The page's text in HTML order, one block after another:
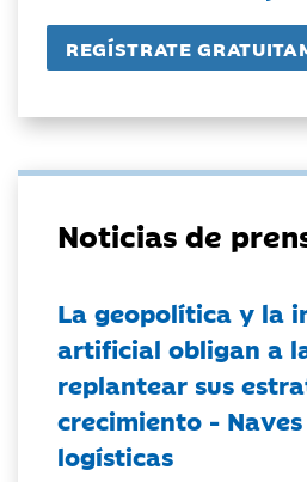
Noticias de
La geopolítica y la
artificial obligan a
replantear sus
crecimiento -
logísticas